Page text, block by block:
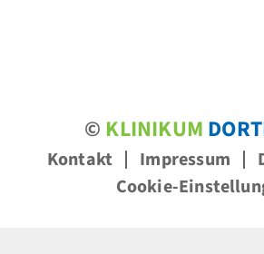
© KLINIKUM
Kontakt Impressum
Cookie-